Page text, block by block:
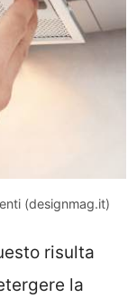
(designmag.it)
risulta
la